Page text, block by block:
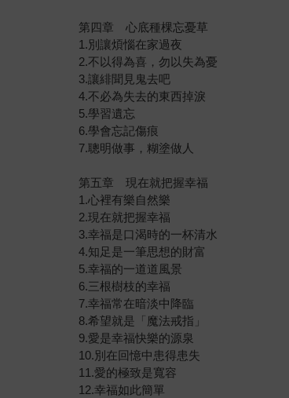
第四章 心底種棵忘憂草
1.別讓煩惱在家過夜
2.不以得為喜，勿以失為憂
3.讓緋聞見鬼去吧
4.不必為失去的東西掉淚
5.學習遺忘
6.學會忘記傷痕
7.聰明做事，糊塗做人
第五章 現在就把握幸福
1.心裡有樂自然樂
2.現在就把握幸福
3.幸福是口渴時的一杯清水
4.知足是一筆思想的財富
5.幸福的一道道風景
6.三根樹枝的幸福
7.幸福常在暗淡中降臨
8.希望就是「魔法戒指」
9.愛是幸福快樂的源泉
10.別在回憶中患得患失
11.愛的極致是寬容
12.幸福如此簡單